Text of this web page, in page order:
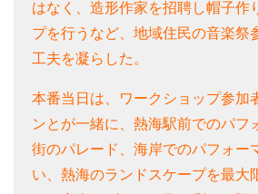
はなく、造形作家を招聘し帽子作
プを行うなど、地域住民の音楽祭
工夫を凝らした。
本番当日は、ワークショップ参加
ンとが一緒に、熱海駅前でのパフ
街のパレード、海岸でのパフォー
い、熱海のランドスケープを最大